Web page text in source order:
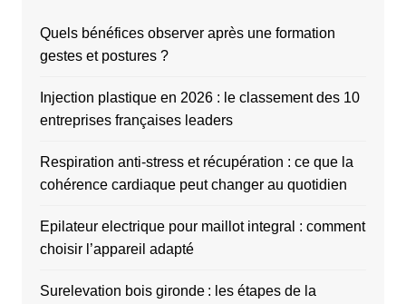
Quels bénéfices observer après une formation
gestes et postures ?
Injection plastique en 2026 : le classement des 10
entreprises françaises leaders
Respiration anti-stress et récupération : ce que la
cohérence cardiaque peut changer au quotidien
Epilateur electrique pour maillot integral : comment
choisir l’appareil adapté
Surelevation bois gironde : les étapes de la